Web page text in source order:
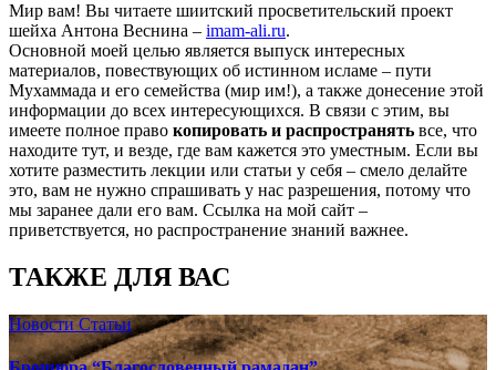
Мир вам! Вы читаете шиитский просветительский проект
шейха Антона Веснина – imam-ali.ru.
Основной моей целью является выпуск интересных
материалов, повествующих об истинном исламе – пути
Мухаммада и его семейства (мир им!), а также донесение этой
информации до всех интересующихся. В связи с этим, вы
имеете полное право копировать и распространять все, что
находите тут, и везде, где вам кажется это уместным. Если вы
хотите разместить лекции или статьи у себя – смело делайте
это, вам не нужно спрашивать у нас разрешения, потому что
мы заранее дали его вам. Ссылка на мой сайт –
приветствуется, но распространение знаний важнее.
ТАКЖЕ ДЛЯ ВАС
НовостиСтатьи